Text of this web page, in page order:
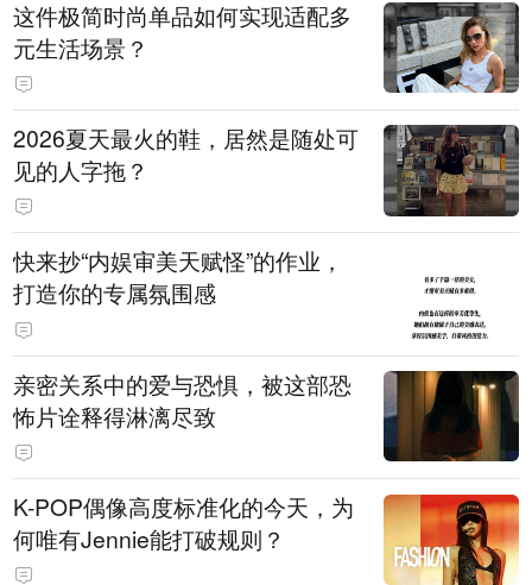
这件极简时尚单品如何实现适配多
元生活场景？
2026夏天最火的鞋，居然是随处可
见的人字拖？
快来抄“内娱审美天赋怪”的作业，
打造你的专属氛围感
亲密关系中的爱与恐惧，被这部恐
怖片诠释得淋漓尽致
K-POP偶像高度标准化的今天，为
何唯有Jennie能打破规则？